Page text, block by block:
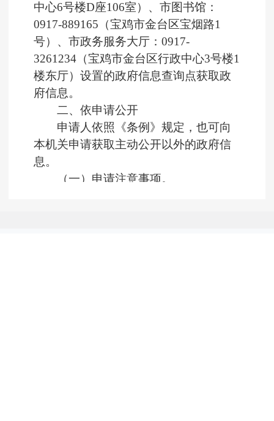
中心6号楼D座106室）、市图书馆：
0917-889165（宝鸡市金台区宝烟路1
号）、市政务服务大厅：0917-
3261234（宝鸡市金台区行政中心3号楼1
楼东厅）设置的政府信息查询点获取政
府信息。
二、依申请公开
申请人依照《条例》规定，也可向
本机关申请获取主动公开以外的政府信
息。
（一）申请注意事项。